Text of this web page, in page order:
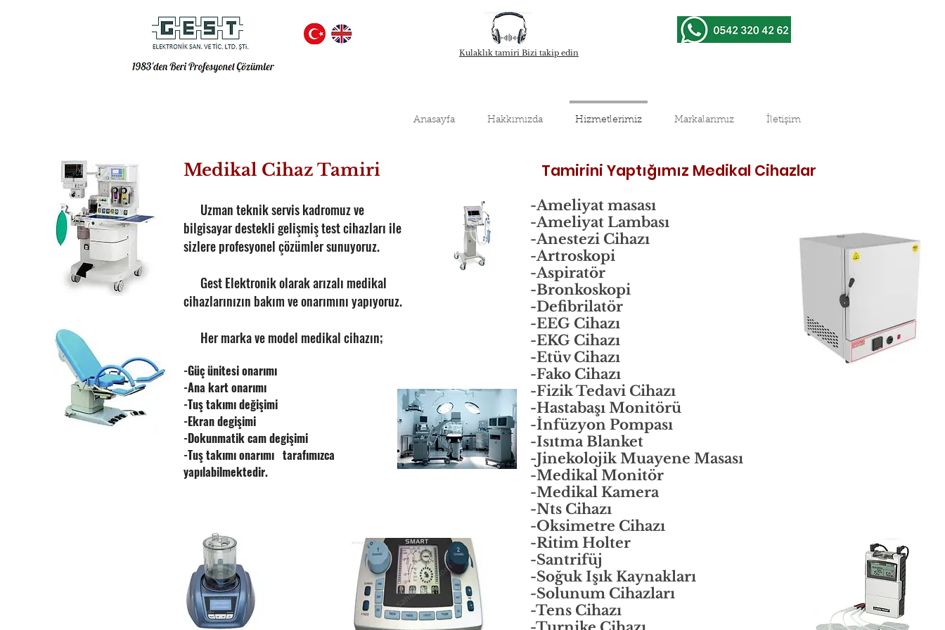
Kulaklık tamiri Bizi takip edin
Anasayfa Hakkımızda Hizmetlerimiz Markalarımız İletişim
Medikal Cihaz Tamiri
Uzman teknik servis kadromuz ve
bilgisayar destekli gelişmiş test cihazları ile
sizlere profesyonel çözümler sunuyoruz.
Gest Elektronik olarak arızalı medikal
cihazlarınızın bakım ve onarımını yapıyoruz.
Her marka ve model medikal cihazın;
-Güç ünitesi onarımı
-Ana kart onarımı
-Tuş takımı değişimi
-Ekran degişimi
-Dokunmatik cam degişimi
-Tuş takımı onarımı tarafımızca
yapılabilmektedir.
Tamirini Yaptığımız Medikal Cihazlar
-Ameliyat masası
-Ameliyat Lambası
-Anestezi Cihazı
-Artroskopi
-Aspiratör
-Bronkoskopi
-Defibrilatör
-EEG Cihazı
-EKG Cihazı
-Etüv Cihazı
-Fako Cihazı
-Fizik Tedavi Cihazı
-Hastabaşı Monitörü
-İnfüzyon Pompası
-Isıtma Blanket
-Jinekolojik Muayene Masası
-Medikal Monitör
-Medikal Kamera
-Nts Cihazı
-Oksimetre Cihazı
-Ritim Holter
-Santrifüj
-Soğuk Işık Kaynakları
-Solunum Cihazları
-Tens Cihazı